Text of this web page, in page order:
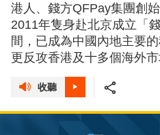
港人、錢方QFPay集團創
2011年隻身赴北京成立「
間，已成為中國內地主要
更反攻香港及十多個海外市
收聽